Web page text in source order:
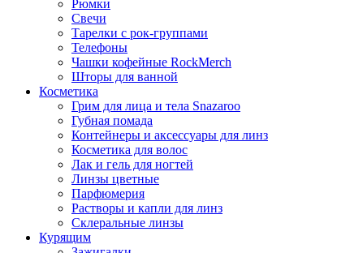
Рюмки
Свечи
Тарелки с рок-группами
Телефоны
Чашки кофейные RockMerch
Шторы для ванной
Косметика
Грим для лица и тела Snazaroo
Губная помада
Контейнеры и аксессуары для линз
Косметика для волос
Лак и гель для ногтей
Линзы цветные
Парфюмерия
Растворы и капли для линз
Склеральные линзы
Курящим